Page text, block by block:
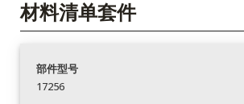
材料清单套件
部件型号
17256